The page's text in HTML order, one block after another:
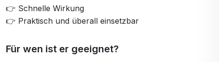
👉 Schnelle Wirkung
👉 Praktisch und überall einsetzbar
Für wen ist er geeignet?